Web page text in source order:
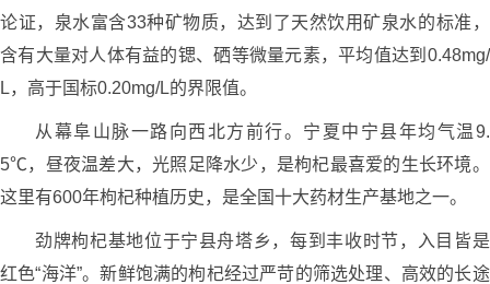
论证，泉水富含33种矿物质，达到了天然饮用矿泉水的标准，
含有大量对人体有益的锶、硒等微量元素，平均值达到0.48mg/
L，高于国标0.20mg/L的界限值。
从幕阜山脉一路向西北方前行。宁夏中宁县年均气温9.
5℃，昼夜温差大，光照足降水少，是枸杞最喜爱的生长环境。
这里有600年枸杞种植历史，是全国十大药材生产基地之一。
劲牌枸杞基地位于宁县舟塔乡，每到丰收时节，入目皆是
红色“海洋”。新鲜饱满的枸杞经过严苛的筛选处理、高效的长途